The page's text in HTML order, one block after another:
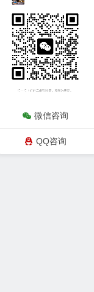
08/01
07/30
微信咨询
QQ咨询